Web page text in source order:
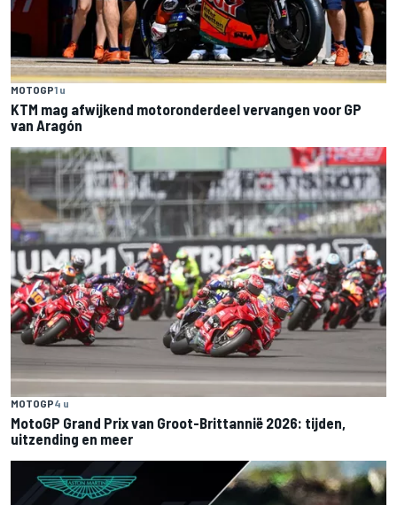
MOTOGP1 u
KTM mag afwijkend motoronderdeel vervangen voor GP
van Aragón
MOTOGP4 u
MotoGP Grand Prix van Groot-Brittannië 2026: tijden,
uitzending en meer